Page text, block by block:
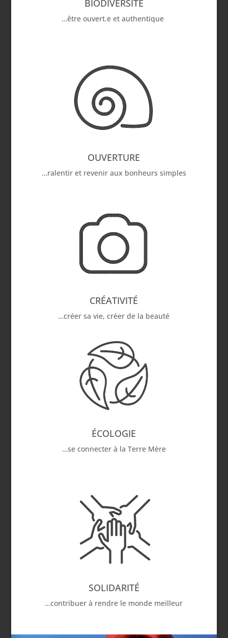
BIODIVERSITÉ
…être ouvert.e et authentique
OUVERTURE
…ralentir et revenir aux bonheurs simples
CRÉATIVITÉ
…créer sa vie, créer de la beauté
ÉCOLOGIE
…se connecter à la Terre Mère
SOLIDARITÉ
…contribuer à rendre le monde meilleur